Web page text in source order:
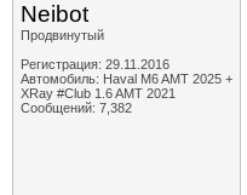
Neibot
Продвинутый
Регистрация: 29.11.2016
Автомобиль: Haval M6 AMT 2025 +
XRay #Club 1.6 AMT 2021
Сообщений: 7,382